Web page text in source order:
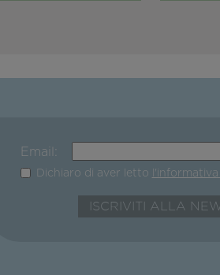
Email:
Dichiaro di aver letto